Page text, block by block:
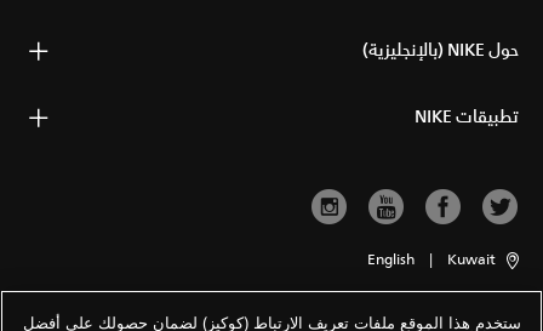
حول NIKE (بالإنجليزية)
تطبيقات NIKE
Kuwait
|
English
ستخدم هذا الموقع ملفات تعريف الارتباط (كوكيز) لضمان حصولك على أفضل